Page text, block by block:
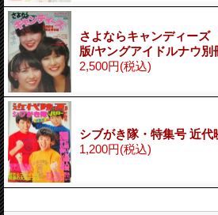
さよならキャンディー
版/ヤングアイドルナウ別
2,500円(税込)
シブがき隊・特集号 近代
1,200円(税込)